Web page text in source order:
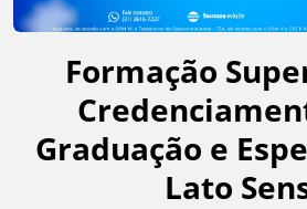
Formação
Graduação e
Lato